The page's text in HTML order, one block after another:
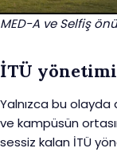
MED-A ve Selfiş
İTÜ
Yalnızca bu
ve kampüsün
sessiz kalan İTÜ